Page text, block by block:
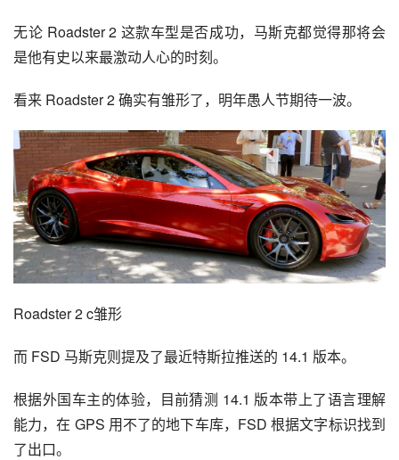
无论 Roadster 2 这款车型是否成功，马斯克都觉得那将会
是他有史以来最激动人心的时刻。
看来 Roadster 2 确实有雏形了，明年愚人节期待一波。
Roadster 2 c雏形
而 FSD 马斯克则提及了最近特斯拉推送的 14.1 版本。
根据外国车主的体验，目前猜测 14.1 版本带上了语言理解
能力，在 GPS 用不了的地下车库，FSD 根据文字标识找到
了出口。